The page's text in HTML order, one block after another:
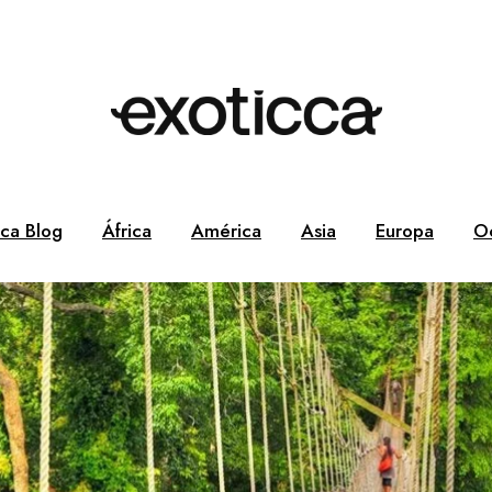
Blog África América Asia Europa